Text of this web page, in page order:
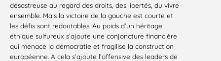
désastreuse au regard des droits, des libertés, du vivre
ensemble. Mais la victoire de la gauche est courte et
les défis sont redoutables. Au poids d’un héritage
éthique sulfureux s’ajoute une conjoncture financière
qui menace la démocratie et fragilise la construction
européenne. A cela s’ajoute l’offensive des leaders de